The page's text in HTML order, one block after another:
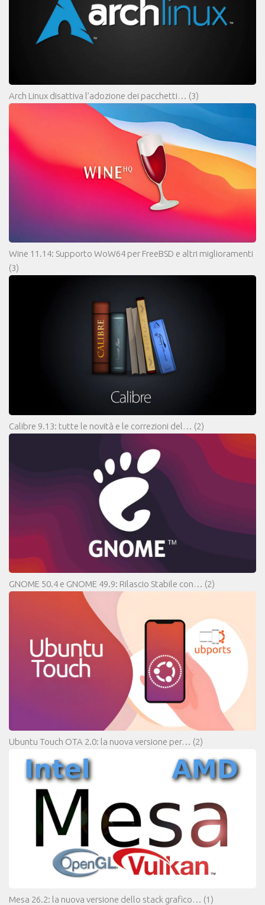
Arch Linux disattiva l’adozione dei pacchetti… (3)
Wine 11.14: Supporto WoW64 per FreeBSD e altri miglioramenti
(3)
Calibre 9.13: tutte le novità e le correzioni del… (2)
GNOME 50.4 e GNOME 49.9: Rilascio Stabile con… (2)
Ubuntu Touch OTA 2.0: la nuova versione per… (2)
Mesa 26.2: la nuova versione dello stack grafico… (1)